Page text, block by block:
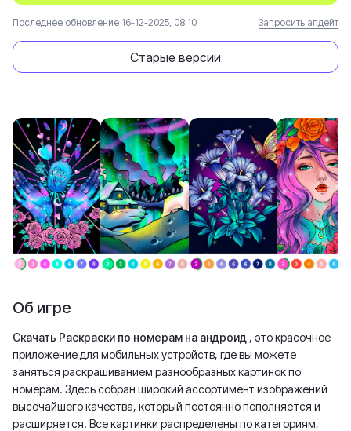
Старые версии
Последнее обновление 16-12-2025, 08:10 Запросить апдейт
Об игре
Скачать Раскраски по номерам на андроид , это красочное
приложение для мобильных устройств, где вы можете
заняться раскрашиванием разнообразных картинок по
номерам. Здесь собран широкий ассортимент изображений
высочайшего качества, который постоянно пополняется и
расширяется. Все картинки распределены по категориям,